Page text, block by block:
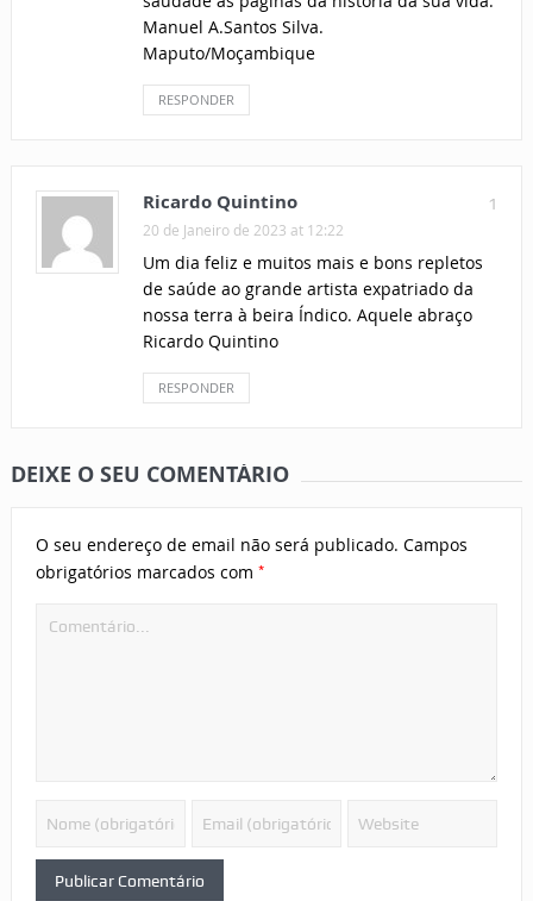
Manuel A.Santos Silva.
Maputo/Moçambique
RESPONDER
1
Ricardo Quintino
20 de Janeiro de 2023 at 12:22
Um dia feliz e muitos mais e bons repletos
de saúde ao grande artista expatriado da
nossa terra à beira Índico. Aquele abraço
Ricardo Quintino
RESPONDER
DEIXE O SEU COMENTÁRIO
O seu endereço de email não será publicado. Campos
obrigatórios marcados com *